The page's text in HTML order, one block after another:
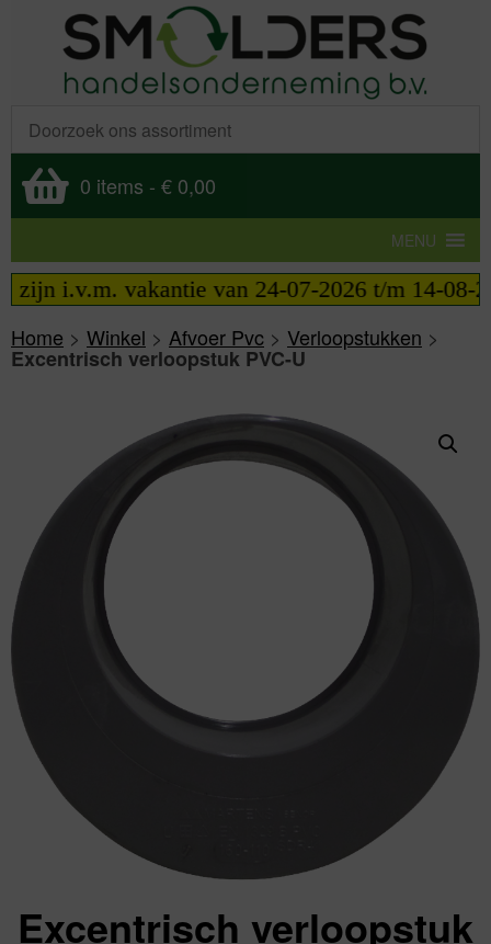
0 items - € 0,00
MENU
vakantie van 24-07-2026 t/m 14-08-
Home > Winkel > Afvoer Pvc > Verloopstukken >
Excentrisch verloopstuk PVC-U
Excentrisch verloopstuk